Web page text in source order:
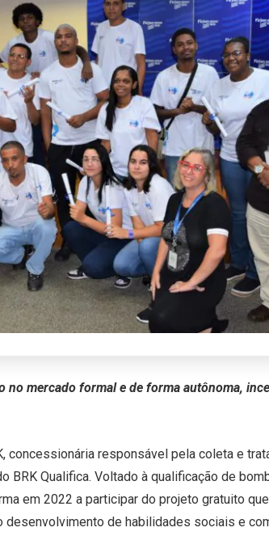
mercado formal e de forma autônoma,
concessionária responsável pela coleta e
BRK Qualifica. Voltado à qualificação de
em 2022 a participar do projeto gratuito
desenvolvimento de habilidades sociais e